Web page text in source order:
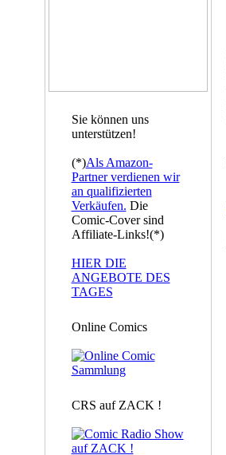
Sie können uns
unterstützen!
(*)Als Amazon-
Partner verdienen wir
an qualifizierten
Verkäufen. Die
Comic-Cover sind
Affiliate-Links!(*)
HIER DIE
ANGEBOTE DES
TAGES
Online Comics
CRS auf ZACK !